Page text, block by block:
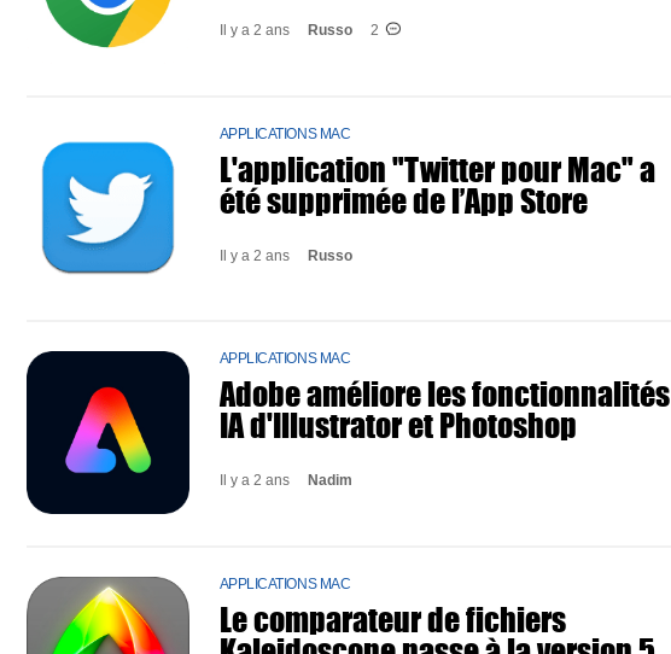
Il y a 2 ans Russo 2
APPLICATIONS MAC
L'application "Twitter pour Mac" a
été supprimée de l’App Store
Il y a 2 ans Russo
APPLICATIONS MAC
Adobe améliore les fonctionnalités
IA d'Illustrator et Photoshop
Il y a 2 ans Nadim
APPLICATIONS MAC
Le comparateur de fichiers